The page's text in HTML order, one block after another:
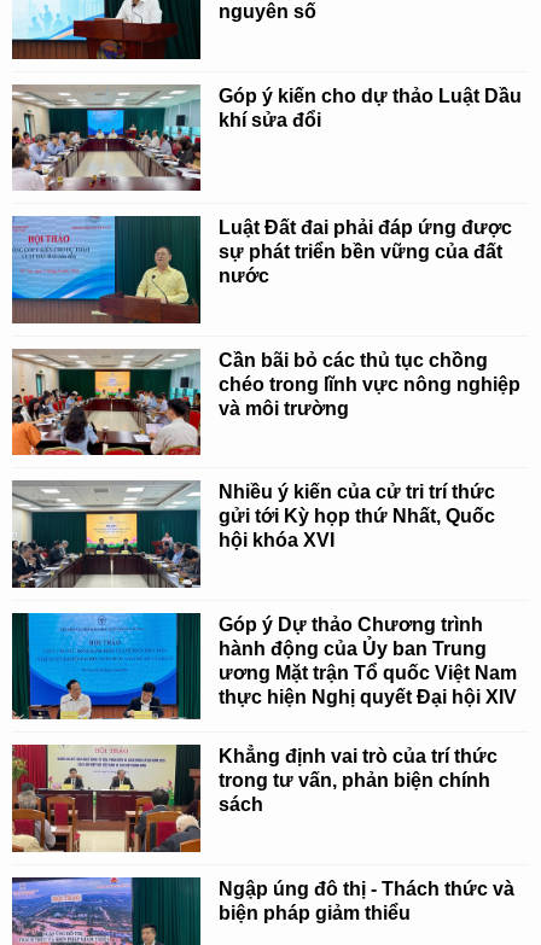
nguyên số
Góp ý kiến cho dự thảo Luật Dầu
khí sửa đổi
Luật Đất đai phải đáp ứng được
sự phát triển bền vững của đất
nước
Cần bãi bỏ các thủ tục chồng
chéo trong lĩnh vực nông nghiệp
và môi trường
Nhiều ý kiến của cử tri trí thức
gửi tới Kỳ họp thứ Nhất, Quốc
hội khóa XVI
Góp ý Dự thảo Chương trình
hành động của Ủy ban Trung
ương Mặt trận Tổ quốc Việt Nam
thực hiện Nghị quyết Đại hội XIV
Khẳng định vai trò của trí thức
trong tư vấn, phản biện chính
sách
Ngập úng đô thị - Thách thức và
biện pháp giảm thiểu